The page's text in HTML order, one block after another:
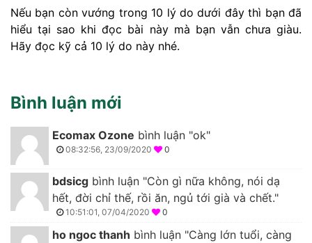
Nếu bạn còn vướng trong 10 lý do dưới đây thì bạn đã
hiểu tại sao khi đọc bài này mà bạn vẫn chưa giàu.
Hãy đọc kỹ cả 10 lý do này nhé.
Bình luận mới
Ecomax Ozone bình luận "ok"
08:32:56, 23/09/2020 0
bdsicg bình luận "Còn gì nữa không, nói dạ
hết, đời chỉ thế, rồi ăn, ngủ tới già và chết."
10:51:01, 07/04/2020 0
ho ngoc thanh bình luận "Càng lớn tuổi, càng